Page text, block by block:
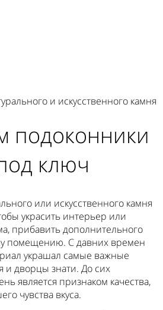
подоконники
ключ
или искусственного камня
украсить интерьер или
прибавить дополнительного
помещению. С давних времен
украшал самые важные
и дворцы знати. До сих
является признаком качества,
чувства вкуса.